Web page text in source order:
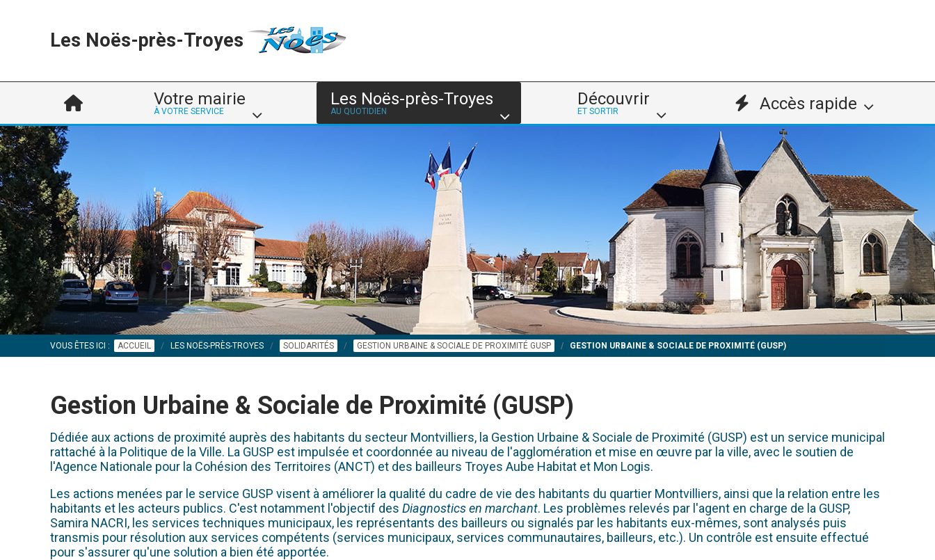
Les Noës-près-Troyes
Votre mairie
À VOTRE SERVICE
Les Noës-près-Troyes
AU QUOTIDIEN
Découvrir
ET SORTIR Accès rapide
VOUS ÊTES ICI : ACCUEIL LES NOËS-PRÈS-TROYES SOLIDARITÉS GESTION URBAINE & SOCIALE DE PROXIMITÉ GUSP GESTION URBAINE & SOCIALE DE PROXIMITÉ (GUSP)
Gestion Urbaine & Sociale de Proximité (GUSP)
Dédiée aux actions de proximité auprès des habitants du secteur Montvilliers, la Gestion Urbaine & Sociale de Proximité (GUSP) est un service municipal
rattaché à la Politique de la Ville. La GUSP est impulsée et coordonnée au niveau de l'agglomération et mise en œuvre par la ville, avec le soutien de
l'Agence Nationale pour la Cohésion des Territoires (ANCT) et des bailleurs Troyes Aube Habitat et Mon Logis.
Les actions menées par le service GUSP visent à améliorer la qualité du cadre de vie des habitants du quartier Montvilliers, ainsi que la relation entre les
habitants et les acteurs publics. C'est notamment l'objectif des Diagnostics en marchant. Les problèmes relevés par l'agent en charge de la GUSP,
Samira NACRI, les services techniques municipaux, les représentants des bailleurs ou signalés par les habitants eux-mêmes, sont analysés puis
transmis pour résolution aux services compétents (services municipaux, services communautaires, bailleurs, etc.). Un contrôle est ensuite effectué
pour s'assurer qu'une solution a bien été apportée.